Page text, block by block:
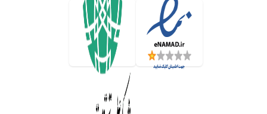
هر گونه کپی‌برداری از اطلاعات این پورتال فقط با ذکر منبع مجاز می‌باشد، تمامی حقوق این
مرجع صنعت